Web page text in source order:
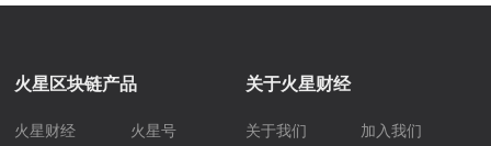
火星区块链产品
火星财经 火星号
关于火星财经
关于我们 加入我们